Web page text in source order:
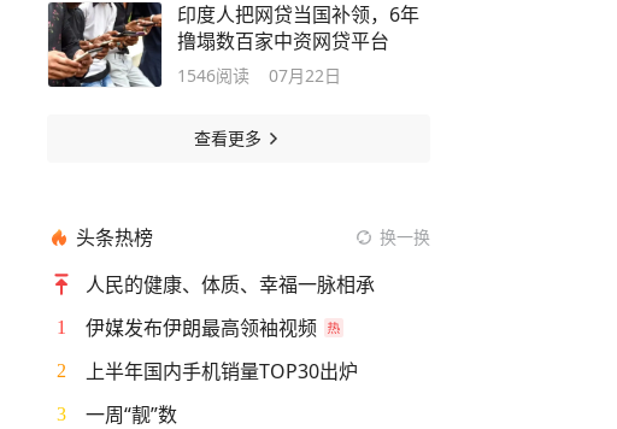
印度人把网贷当国补领，6年
撸塌数百家中资网贷平台
1546阅读 07月22日
查看更多
头条热榜 换一换
人民的健康、体质、幸福一脉相承
1 伊媒发布伊朗最高领袖视频
2 上半年国内手机销量TOP30出炉
3 一周“靓”数